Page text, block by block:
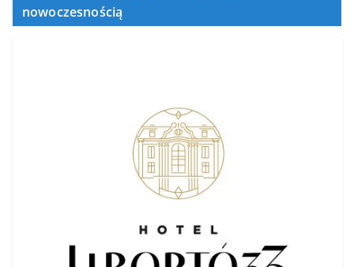
nowoczesnością